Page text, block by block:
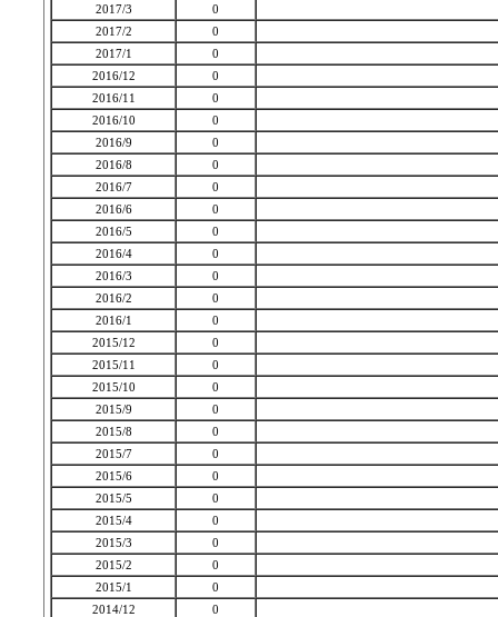
2017/3
0
2017/2
0
2017/1
0
2016/12
0
2016/11
0
2016/10
0
2016/9
0
2016/8
0
2016/7
0
2016/6
0
2016/5
0
2016/4
0
2016/3
0
2016/2
0
2016/1
0
2015/12
0
2015/11
0
2015/10
0
2015/9
0
2015/8
0
2015/7
0
2015/6
0
2015/5
0
2015/4
0
2015/3
0
2015/2
0
2015/1
0
2014/12
0